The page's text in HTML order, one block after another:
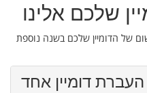
שלכם אלינו
העברת דומיין אחד